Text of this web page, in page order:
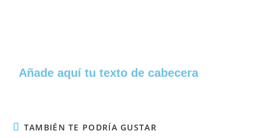
Añade aquí tu texto de cabecera
TAMBIÉN TE PODRÍA GUSTAR